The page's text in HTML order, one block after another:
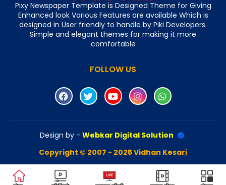
Pixy Newspaper Template is Designed Theme for Giving
Enhanced look Various Features are available Which is
designed in User friendly to handle by Piki Developers.
Simple and elegant themes for making it more
comfortable
FOLLOW US
Design by - Webkar Digital Solution
Copyright © 2007 - 2025 Vidhan Kesari